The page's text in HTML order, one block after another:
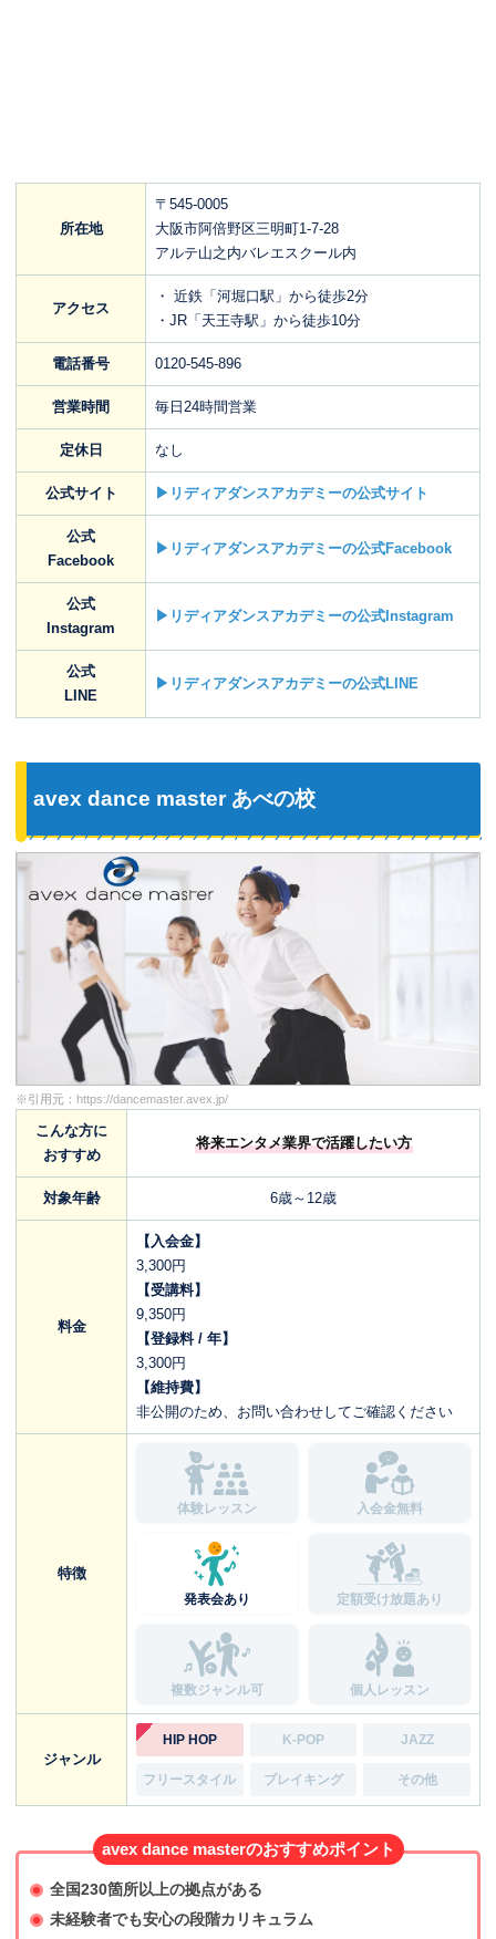
所在地
〒545-0005
大阪市阿倍野区三明町1-7-28
アルテ山之内バレエスクール内
アクセス
・ 近鉄「河堀口駅」から徒歩2分
・JR「天王寺駅」から徒歩10分
電話番号 0120-545-896
営業時間 毎日24時間営業
定休日 なし
公式サイト ▶リディアダンスアカデミーの公式サイト
公式
Facebook
▶リディアダンスアカデミーの公式Facebook
公式
Instagram
▶リディアダンスアカデミーの公式Instagram
公式
LINE
▶リディアダンスアカデミーの公式LINE
avex dance master あべの校
※引用元： https://dancemaster.avex.jp/
こんな方に
おすすめ
将来エンタメ業界で活躍したい方
対象年齢 6歳～12歳
料金
【入会金】
3,300円
【受講料】
9,350円
【登録料 / 年】
3,300円
【維持費】
非公開のため、お問い合わせしてご確認ください
特徴
体験レッスン 入会金無料
発表会あり 定額受け放題あり
複数ジャンル可 個人レッスン
ジャンル
HIP HOP K-POP JAZZ
フリースタイル ブレイキング その他
avex dance masterのおすすめポイント
全国230箇所以上の拠点がある
未経験者でも安心の段階カリキュラム